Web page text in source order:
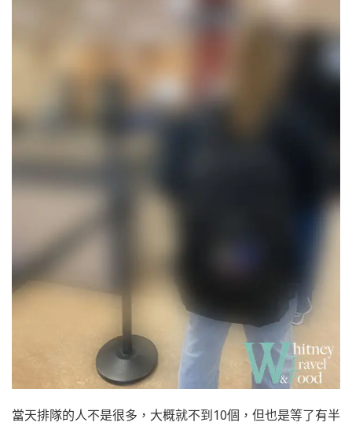
當天排隊的人不是很多，大概就不到10個，但也是等了有半